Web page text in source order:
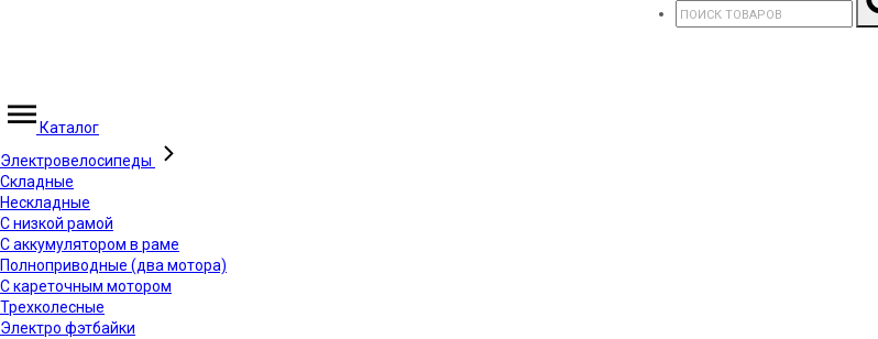
Каталог
Электровелосипеды
Складные
Нескладные
С низкой рамой
С аккумулятором в раме
Полноприводные (два мотора)
С кареточным мотором
Трехколесные
Электро фэтбайки